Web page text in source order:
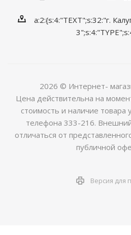
a:2:{s:4:"TEXT";s:32:"г.
2026 © Интернет-
Цена действительна на
стоимость и наличие товара
телефона 333-216.
отличаться от
публичной
Версия для